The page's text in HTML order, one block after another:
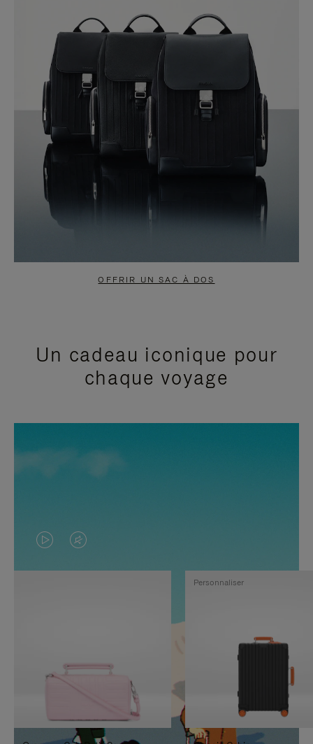
OFFRIR UN SAC À DOS
Un cadeau iconique pour
chaque voyage
LA
VIDÉO
PAUSE,
APPUYEZ
SUR
LE
SON
DÉSACTIVÉ.
VEUILLEZ
Personnaliser